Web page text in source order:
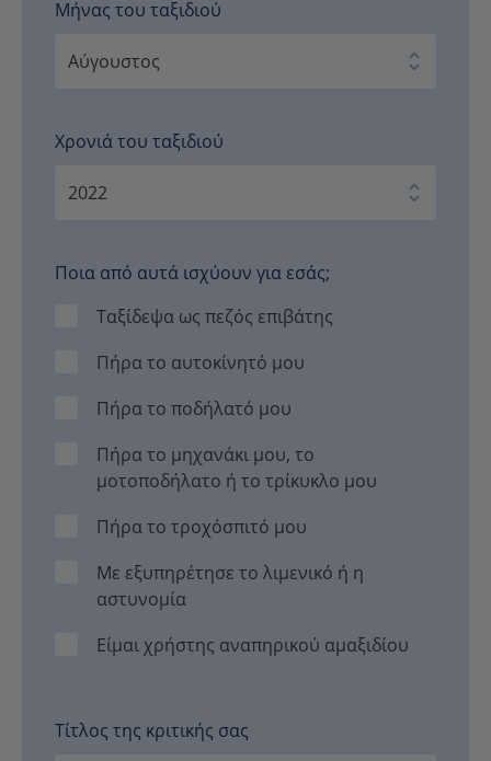
Μήνας του ταξιδιού
Χρονιά του ταξιδιού
Ποια από αυτά ισχύουν για εσάς;
Ταξίδεψα ως πεζός επιβάτης
Πήρα το αυτοκίνητό μου
Πήρα το ποδήλατό μου
Πήρα το μηχανάκι μου, το
μοτοποδήλατο ή το τρίκυκλο μου
Πήρα το τροχόσπιτό μου
Με εξυπηρέτησε το λιμενικό ή η
αστυνομία
Είμαι χρήστης αναπηρικού αμαξιδίου
Τίτλος της κριτικής σας